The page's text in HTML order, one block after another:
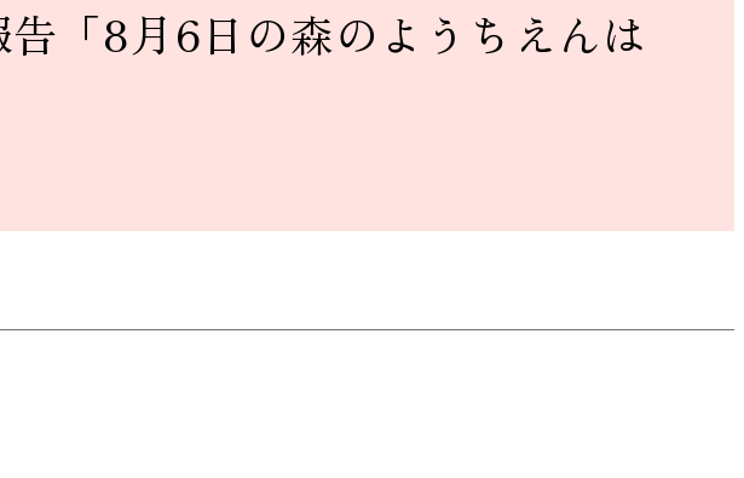
「8月6日の森のようちえんは